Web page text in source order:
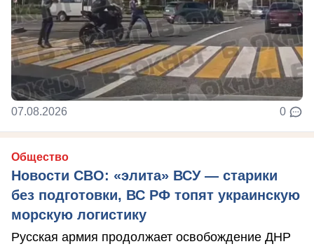
07.08.2026 0
Общество
Новости СВО: «элита» ВСУ — старики
без подготовки, ВС РФ топят украинскую
морскую логистику
Русская армия продолжает освобождение ДНР